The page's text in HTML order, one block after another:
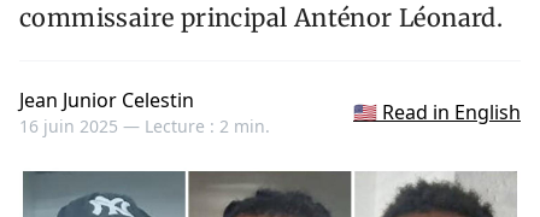
commissaire principal Anténor Léonard.
Jean Junior Celestin
16 juin 2025 — Lecture : 2 min.
🇺🇸 Read in English